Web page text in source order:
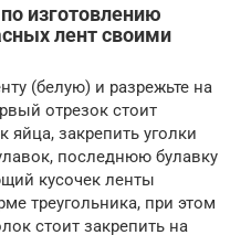
изготовлению
лент своими
(белую) и разрежьте на
отрезок стоит
яйца, закрепить уголки
последнюю булавку
кусочек ленты
треугольника, при этом
стоит закрепить на